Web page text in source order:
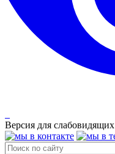
Версия для слабовидящих